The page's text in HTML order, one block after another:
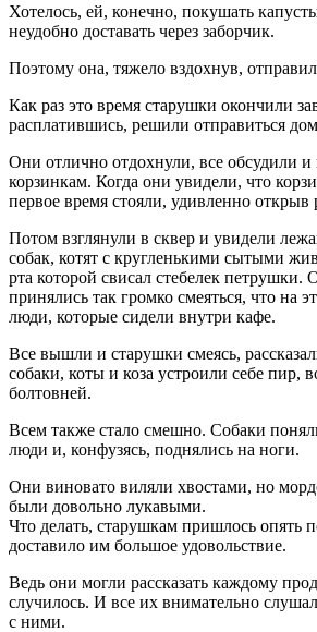
Хотелось, ей, конечно, покушать
неудобно доставать через заборчик.
Поэтому она, тяжело вздохнув,
Как раз это время старушки окончили
расплатившись, решили отправиться
Они отлично отдохнули, все обсудили и
корзинкам. Когда они увидели, что
первое время стояли, удивленно открыв
Потом взглянули в сквер и увидели
собак, котят с кругленькими сытыми
рта которой свисал стебелек петрушки.
принялись так громко смеяться, что на
люди, которые сидели внутри кафе.
Все вышли и старушки смеясь,
собаки, коты и коза устроили себе пир,
болтовней.
Всем также стало смешно. Собаки
люди и, конфузясь, поднялись на ноги.
Они виновато виляли хвостами, но
были довольно лукавыми.
Что делать, старушкам пришлось опять
доставило им большое удовольствие.
Ведь они могли рассказать каждому
случилось. И все их внимательно
с ними.